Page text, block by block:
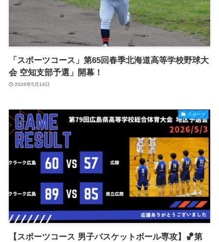
「スポーツコース」第65回春季北海道高等学校野球大
会 空知支部予選」開幕！
2026年5月14日
スポーツ
【スポーツコース 男子バスケットボール専攻】🏀第